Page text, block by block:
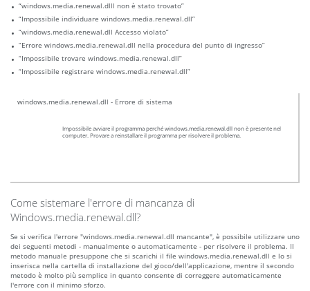
“windows.media.renewal.dlll non è stato trovato”
“Impossibile individuare windows.media.renewal.dll”
“windows.media.renewal.dll Accesso violato”
“Errore windows.media.renewal.dll nella procedura del punto di ingresso”
“Impossibile trovare windows.media.renewal.dll”
“Impossibile registrare windows.media.renewal.dll”
windows.media.renewal.dll - Errore di sistema
Impossibile avviare il programma perché windows.media.renewal.dll non è presente nel
computer. Provare a reinstallare il programma per risolvere il problema.
Come sistemare l'errore di mancanza di
Windows.media.renewal.dll?
Se si verifica l'errore "windows.media.renewal.dll mancante", è possibile utilizzare uno
dei seguenti metodi - manualmente o automaticamente - per risolvere il problema. Il
metodo manuale presuppone che si scarichi il file windows.media.renewal.dll e lo si
inserisca nella cartella di installazione del gioco/dell'applicazione, mentre il secondo
metodo è molto più semplice in quanto consente di correggere automaticamente
l'errore con il minimo sforzo.